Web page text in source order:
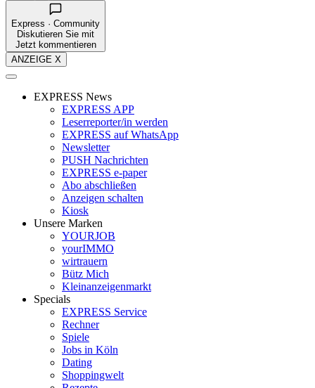
Express · Community
Diskutieren Sie mit
Jetzt kommentieren
ANZEIGE X
EXPRESS News
EXPRESS APP
Leserreporter/in werden
EXPRESS auf WhatsApp
Newsletter
PUSH Nachrichten
EXPRESS e-paper
Abo abschließen
Anzeigen schalten
Kiosk
Unsere Marken
YOURJOB
yourIMMO
wirtrauern
Bütz Mich
Kleinanzeigenmarkt
Specials
EXPRESS Service
Rechner
Spiele
Jobs in Köln
Dating
Shoppingwelt